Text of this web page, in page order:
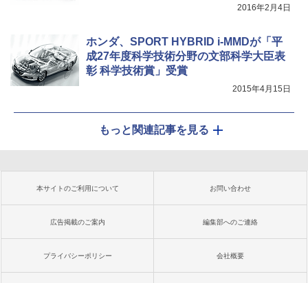
2016年2月4日
ホンダ、SPORT HYBRID i-MMDが「平
成27年度科学技術分野の文部科学大臣表
彰 科学技術賞」受賞
2015年4月15日
もっと関連記事を見る
本サイトのご利用について お問い合わせ
広告掲載のご案内 編集部へのご連絡
プライバシーポリシー 会社概要